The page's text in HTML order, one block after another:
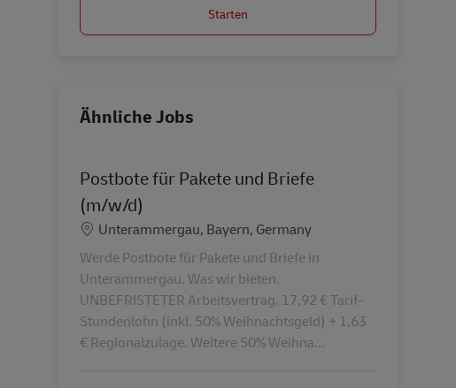
Starten
Ähnliche Jobs
Postbote für Pakete und Briefe
(m/w/d)
Standort
Unterammergau, Bayern, Germany
Werde Postbote für Pakete und Briefe in
Unterammergau. Was wir bieten.
UNBEFRISTETER Arbeitsvertrag. 17,92 € Tarif-
Stundenlohn (inkl. 50% Weihnachtsgeld) + 1,63
€ Regionalzulage. Weitere 50% Weihna...